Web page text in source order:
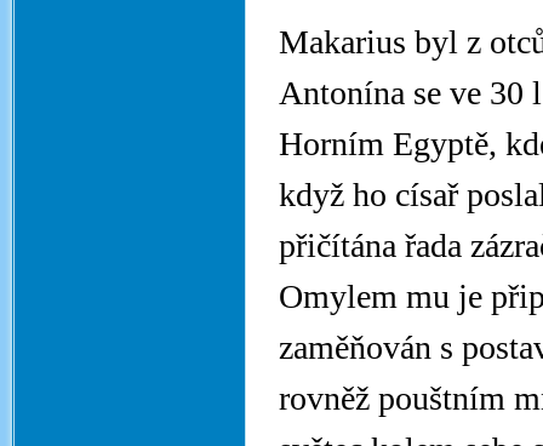
Makarius byl z
Antonína se ve 30
Horním Egyptě,
když ho císař
přičítána řada
Omylem mu je
zaměňován s
rovněž pouštním